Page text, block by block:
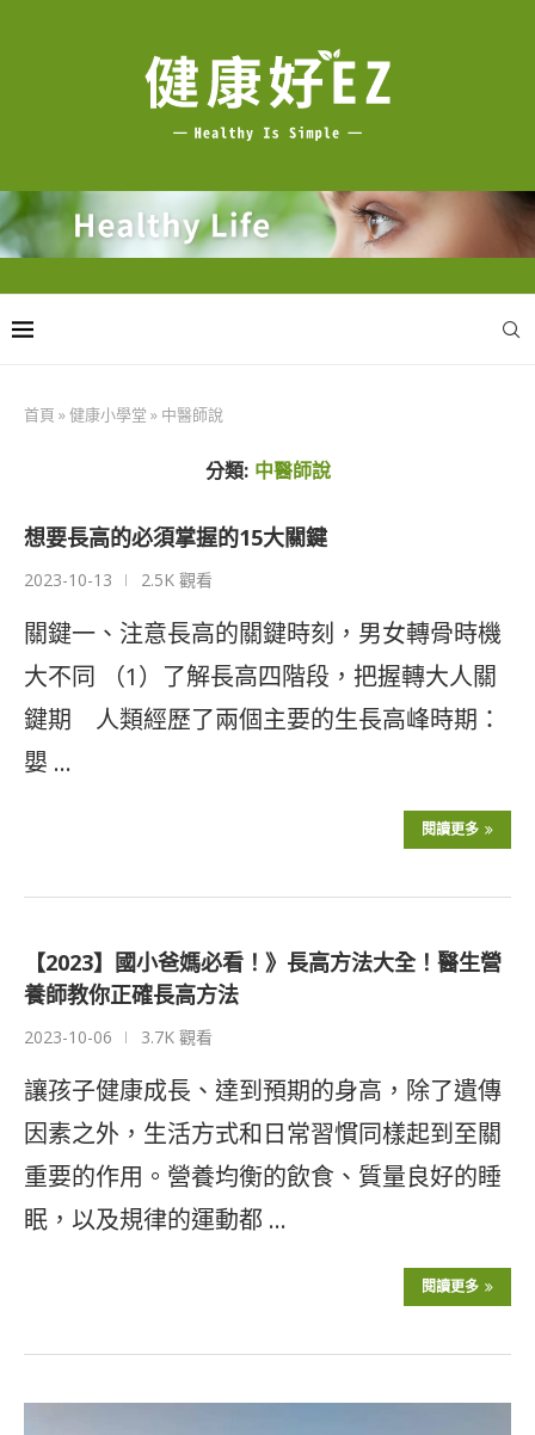
首頁 »健康小學堂 » 中醫師說
分類: 中醫師說
想要長高的必須掌握的15大關鍵
2023-10-13 2.5K 觀看
關鍵一、注意長高的關鍵時刻，男女轉骨時機
大不同 （1）了解長高四階段，把握轉大人關
鍵期 人類經歷了兩個主要的生長高峰時期：
嬰 …
閱讀更多
【2023】國小爸媽必看！》長高方法大全！醫生營
養師教你正確長高方法
2023-10-06 3.7K 觀看
讓孩子健康成長、達到預期的身高，除了遺傳
因素之外，生活方式和日常習慣同樣起到至關
重要的作用。營養均衡的飲食、質量良好的睡
眠，以及規律的運動都 …
閱讀更多